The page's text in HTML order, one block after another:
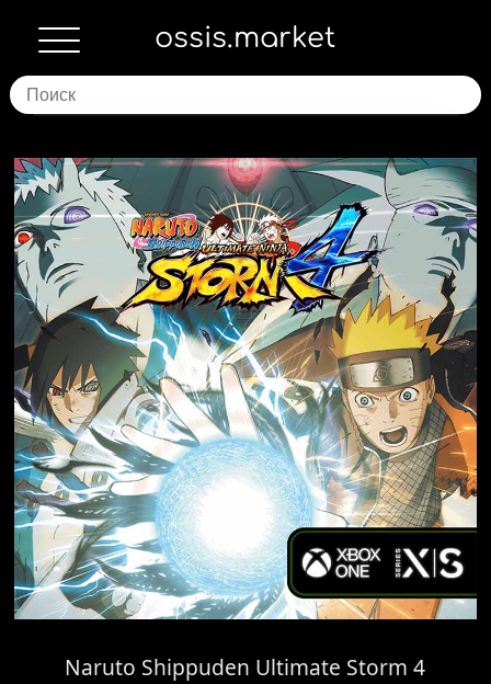
ossis.market
Naruto Shippuden Ultimate Storm 4